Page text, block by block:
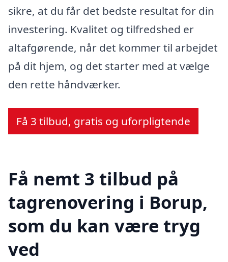
sikre, at du får det bedste resultat for din
investering. Kvalitet og tilfredshed er
altafgørende, når det kommer til arbejdet
på dit hjem, og det starter med at vælge
den rette håndværker.
Få 3 tilbud, gratis og uforpligtende
Få nemt 3 tilbud på
tagrenovering i Borup,
som du kan være tryg
ved